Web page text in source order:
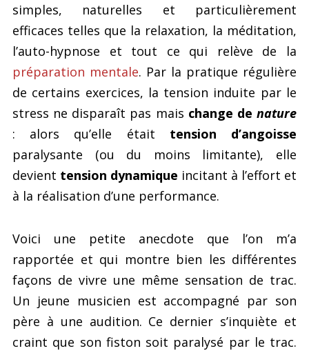
simples, naturelles et particulièrement
efficaces telles que la relaxation, la méditation,
l’auto-hypnose et tout ce qui relève de la
préparation mentale. Par la pratique régulière
de certains exercices, la tension induite par le
stress ne disparaît pas mais change denature
: alors qu’elle était tension d’angoisse
paralysante (ou du moins limitante), elle
devient tension dynamique incitant à l’effort et
à la réalisation d’une performance.
Voici une petite anecdote que l’on m’a
rapportée et qui montre bien les différentes
façons de vivre une même sensation de trac.
Un jeune musicien est accompagné par son
père à une audition. Ce dernier s’inquiète et
craint que son fiston soit paralysé par le trac.